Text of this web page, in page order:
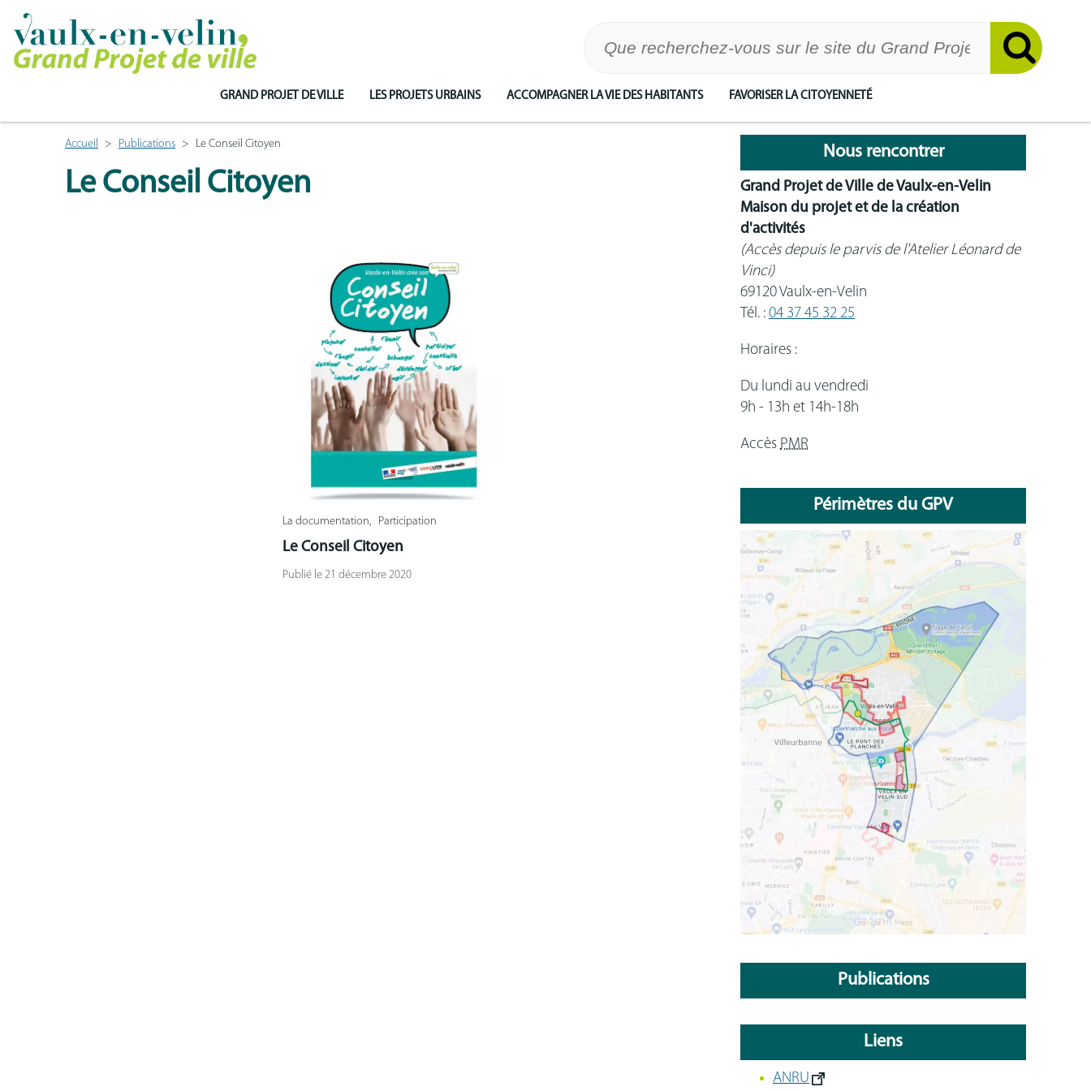
GRAND PROJET DE VILLE LES PROJETS URBAINS ACCOMPAGNER LA VIE DES HABITANTS FAVORISER LA CITOYENNETÉ
Accueil Publications Le Conseil Citoyen
Le Conseil Citoyen
La documentation Participation
Le Conseil Citoyen
Publié le 21 décembre 2020
Nous rencontrer
Grand Projet de Ville de Vaulx-en-Velin
Maison du projet et de la création
d'activités
(Accès depuis le parvis de l'Atelier Léonard de
Vinci)
69120 Vaulx-en-Velin
Tél. : 04 37 45 32 25
Horaires :
Du lundi au vendredi
9h - 13h et 14h-18h
Accès PMR
Périmètres du GPV
Publications
Liens
ANRU